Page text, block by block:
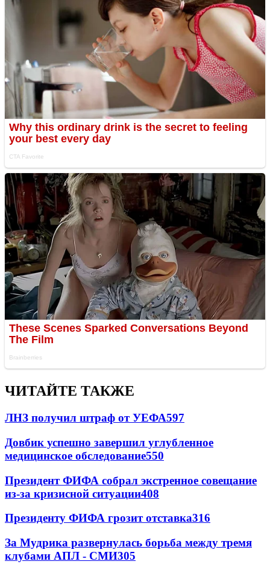
ЧИТАЙТЕ ТАКЖЕ
ЛНЗ получил штраф от УЕФА597
Довбик успешно завершил углубленное
медицинское обследование550
Президент ФИФА собрал экстренное совещание
из-за кризисной ситуации408
Президенту ФИФА грозит отставка316
За Мудрика развернулась борьба между тремя
клубами АПЛ - СМИ305